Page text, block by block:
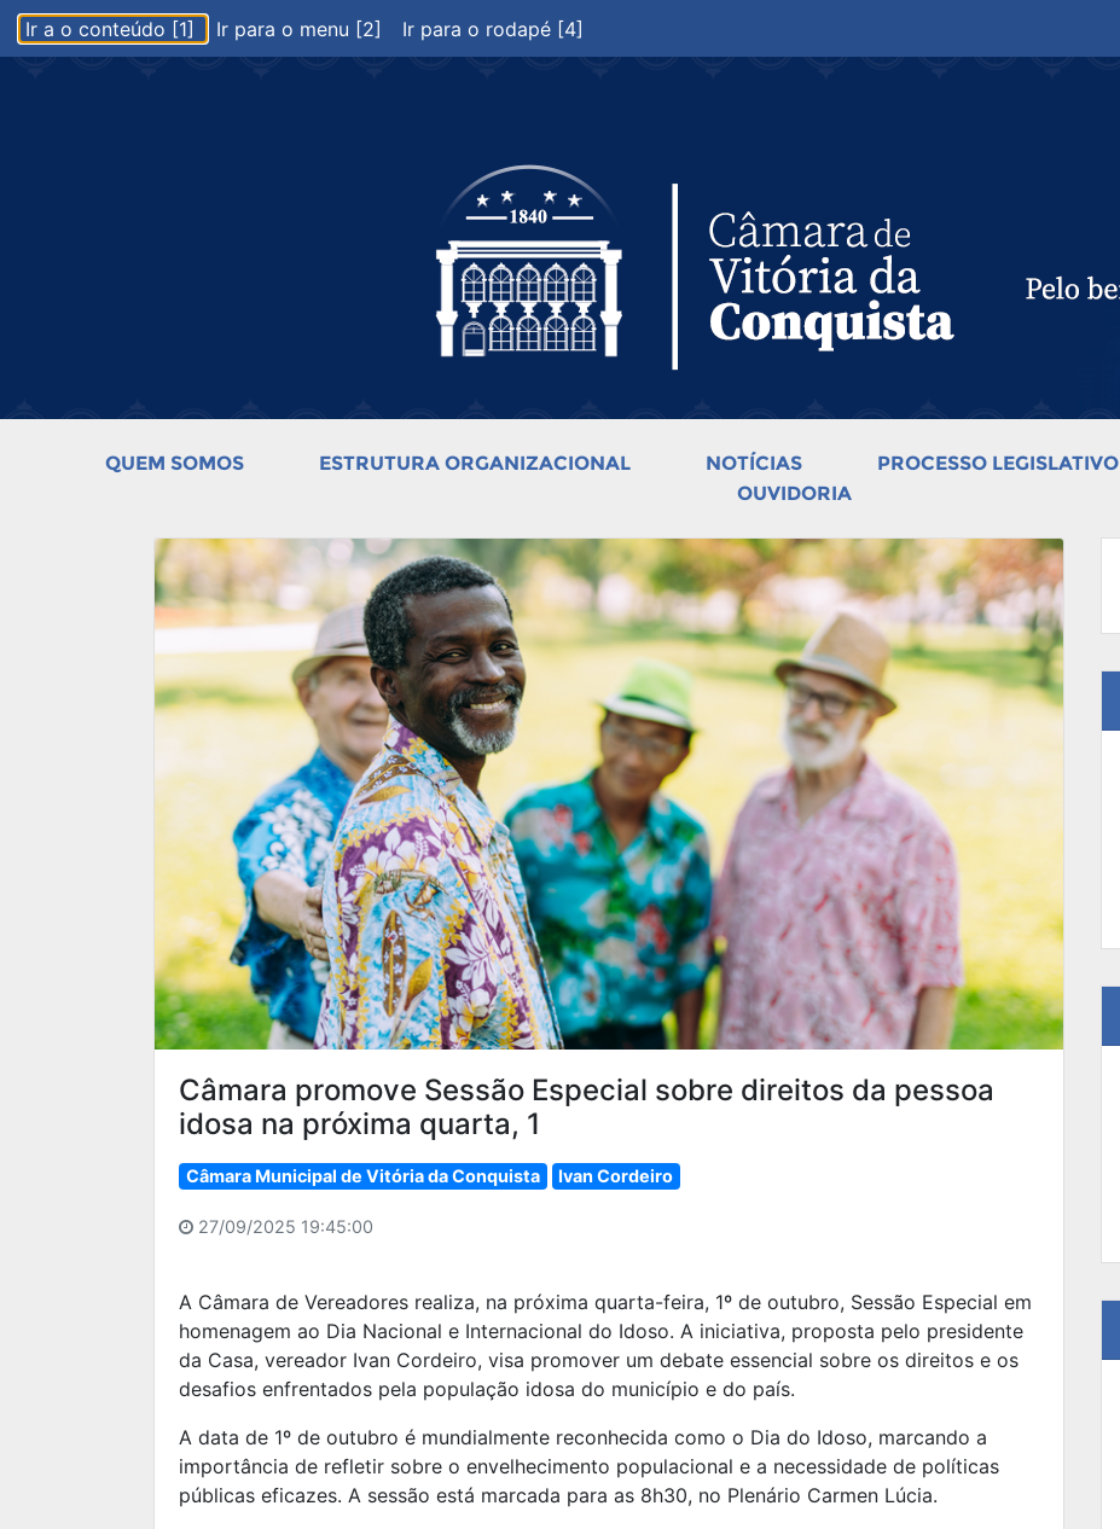
Ir a o conteúdo [1] Ir para o menu [2] Ir para o rodapé [4]
QUEM SOMOS ESTRUTURA ORGANIZACIONAL NOTÍCIAS PROCESSO LEGISLATIVO
OUVIDORIA
Câmara promove Sessão Especial sobre direitos da pessoa
idosa na próxima quarta, 1
Câmara Municipal de Vitória da Conquista Ivan Cordeiro
27/09/2025 19:45:00
A Câmara de Vereadores realiza, na próxima quarta-feira, 1º de outubro, Sessão Especial em
homenagem ao Dia Nacional e Internacional do Idoso. A iniciativa, proposta pelo presidente
da Casa, vereador Ivan Cordeiro, visa promover um debate essencial sobre os direitos e os
desafios enfrentados pela população idosa do município e do país.
A data de 1º de outubro é mundialmente reconhecida como o Dia do Idoso, marcando a
importância de refletir sobre o envelhecimento populacional e a necessidade de políticas
públicas eficazes. A sessão está marcada para as 8h30, no Plenário Carmen Lúcia.